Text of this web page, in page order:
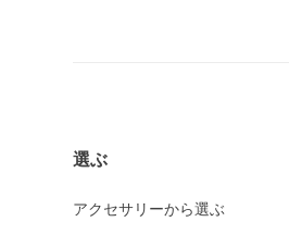
選ぶ
アクセサリーから選ぶ